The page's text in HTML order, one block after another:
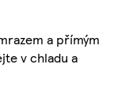
a přímým
v chladu a